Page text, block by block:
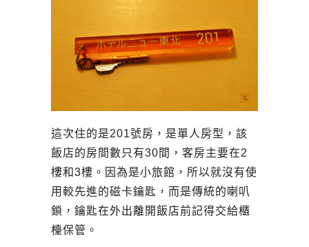
這次住的是201號房，是單人房型，該
飯店的房間數只有30間，客房主要在2
樓和3樓。因為是小旅館，所以就沒有使
用較先進的磁卡鑰匙，而是傳統的喇叭
鎖，鑰匙在外出離開飯店前記得交給櫃
檯保管。